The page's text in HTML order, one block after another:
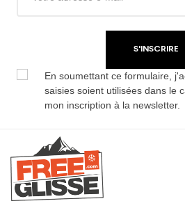
S'INSCRIRE
En soumettant ce formulaire,
saisies soient utilisées dans le
mon inscription à la newsletter.